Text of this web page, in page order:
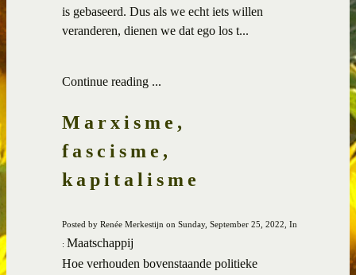
is gebaseerd. Dus als we echt iets willen
veranderen, dienen we dat ego los t...
Continue reading ...
Marxisme,
fascisme,
kapitalisme
Posted by Renée Merkestijn on Sunday, September 25, 2022, In
: Maatschappij
Hoe verhouden bovenstaande politieke